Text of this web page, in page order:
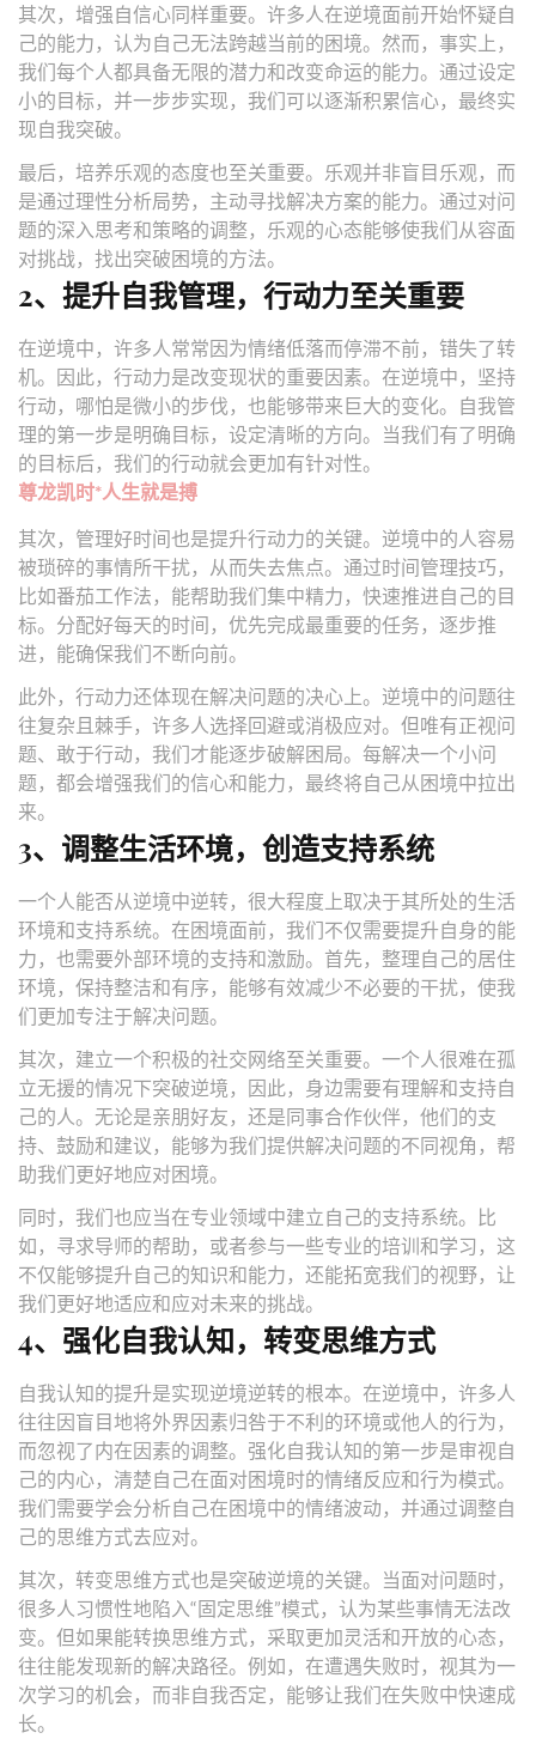
其次，增强自信心同样重要。许多人在逆境面前开始怀疑自
己的能力，认为自己无法跨越当前的困境。然而，事实上，
我们每个人都具备无限的潜力和改变命运的能力。通过设定
小的目标，并一步步实现，我们可以逐渐积累信心，最终实
现自我突破。
最后，培养乐观的态度也至关重要。乐观并非盲目乐观，而
是通过理性分析局势，主动寻找解决方案的能力。通过对问
题的深入思考和策略的调整，乐观的心态能够使我们从容面
对挑战，找出突破困境的方法。
2、提升自我管理，行动力至关重要
在逆境中，许多人常常因为情绪低落而停滞不前，错失了转
机。因此，行动力是改变现状的重要因素。在逆境中，坚持
行动，哪怕是微小的步伐，也能够带来巨大的变化。自我管
理的第一步是明确目标，设定清晰的方向。当我们有了明确
的目标后，我们的行动就会更加有针对性。
尊龙凯时*人生就是搏
其次，管理好时间也是提升行动力的关键。逆境中的人容易
被琐碎的事情所干扰，从而失去焦点。通过时间管理技巧，
比如番茄工作法，能帮助我们集中精力，快速推进自己的目
标。分配好每天的时间，优先完成最重要的任务，逐步推
进，能确保我们不断向前。
此外，行动力还体现在解决问题的决心上。逆境中的问题往
往复杂且棘手，许多人选择回避或消极应对。但唯有正视问
题、敢于行动，我们才能逐步破解困局。每解决一个小问
题，都会增强我们的信心和能力，最终将自己从困境中拉出
来。
3、调整生活环境，创造支持系统
一个人能否从逆境中逆转，很大程度上取决于其所处的生活
环境和支持系统。在困境面前，我们不仅需要提升自身的能
力，也需要外部环境的支持和激励。首先，整理自己的居住
环境，保持整洁和有序，能够有效减少不必要的干扰，使我
们更加专注于解决问题。
其次，建立一个积极的社交网络至关重要。一个人很难在孤
立无援的情况下突破逆境，因此，身边需要有理解和支持自
己的人。无论是亲朋好友，还是同事合作伙伴，他们的支
持、鼓励和建议，能够为我们提供解决问题的不同视角，帮
助我们更好地应对困境。
同时，我们也应当在专业领域中建立自己的支持系统。比
如，寻求导师的帮助，或者参与一些专业的培训和学习，这
不仅能够提升自己的知识和能力，还能拓宽我们的视野，让
我们更好地适应和应对未来的挑战。
4、强化自我认知，转变思维方式
自我认知的提升是实现逆境逆转的根本。在逆境中，许多人
往往因盲目地将外界因素归咎于不利的环境或他人的行为，
而忽视了内在因素的调整。强化自我认知的第一步是审视自
己的内心，清楚自己在面对困境时的情绪反应和行为模式。
我们需要学会分析自己在困境中的情绪波动，并通过调整自
己的思维方式去应对。
其次，转变思维方式也是突破逆境的关键。当面对问题时，
很多人习惯性地陷入“固定思维”模式，认为某些事情无法改
变。但如果能转换思维方式，采取更加灵活和开放的心态，
往往能发现新的解决路径。例如，在遭遇失败时，视其为一
次学习的机会，而非自我否定，能够让我们在失败中快速成
长。